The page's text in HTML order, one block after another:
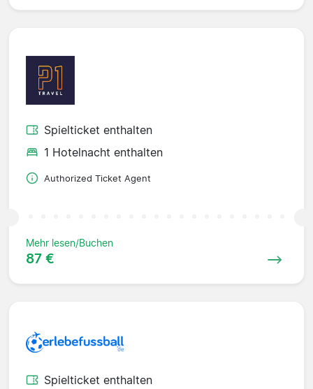
Spielticket enthalten
1 Hotelnacht enthalten
Authorized Ticket Agent
Mehr lesen/Buchen
87 €
Spielticket enthalten